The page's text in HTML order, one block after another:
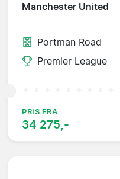
Manchester United
Portman Road
Premier League
PRIS FRA
34 275,-